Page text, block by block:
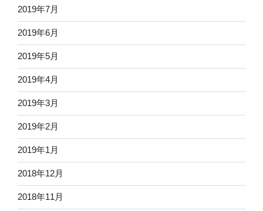
2019年7月
2019年6月
2019年5月
2019年4月
2019年3月
2019年2月
2019年1月
2018年12月
2018年11月